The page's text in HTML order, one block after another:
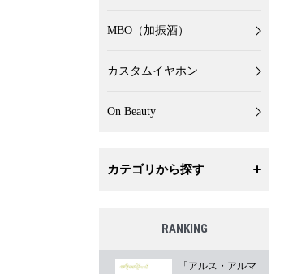
MBO（加振酒）
カスタムイヤホン
On Beauty
カテゴリから探す
RANKING
「アルス・アルマ